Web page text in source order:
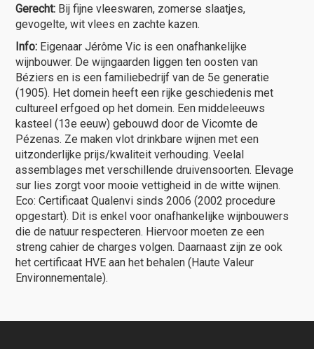
Gerecht: Bij fijne vleeswaren, zomerse slaatjes,
gevogelte, wit vlees en zachte kazen.
Info: Eigenaar Jérôme Vic is een onafhankelijke
wijnbouwer. De wijngaarden liggen ten oosten van
Béziers en is een familiebedrijf van de 5e generatie
(1905). Het domein heeft een rijke geschiedenis met
cultureel erfgoed op het domein. Een middeleeuws
kasteel (13e eeuw) gebouwd door de Vicomte de
Pézenas. Ze maken vlot drinkbare wijnen met een
uitzonderlijke prijs/kwaliteit verhouding. Veelal
assemblages met verschillende druivensoorten. Elevage
sur lies zorgt voor mooie vettigheid in de witte wijnen.
Eco: Certificaat Qualenvi sinds 2006 (2002 procedure
opgestart). Dit is enkel voor onafhankelijke wijnbouwers
die de natuur respecteren. Hiervoor moeten ze een
streng cahier de charges volgen. Daarnaast zijn ze ook
het certificaat HVE aan het behalen (Haute Valeur
Environnementale).